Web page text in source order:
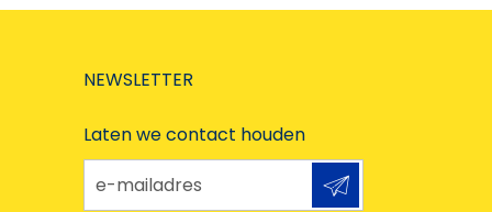
NEWSLETTER
Laten we contact houden
e-mailadres